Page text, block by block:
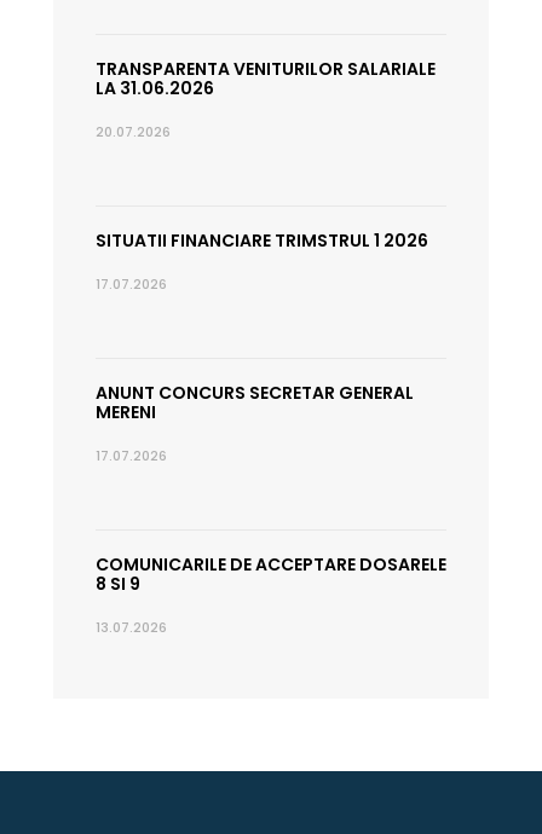
TRANSPARENTA VENITURILOR SALARIALE
LA 31.06.2026
20.07.2026
SITUATII FINANCIARE TRIMSTRUL 1 2026
17.07.2026
ANUNT CONCURS SECRETAR GENERAL
MERENI
17.07.2026
COMUNICARILE DE ACCEPTARE DOSARELE
8 SI 9
13.07.2026